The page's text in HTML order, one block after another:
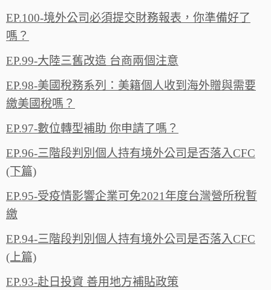
EP.100-境外公司必須提交財務報表，你準備好了
嗎？
EP.99-大陸三舊改造 台商兩個注意
EP.98-美國稅務系列：美籍個人收到海外贈與需要
繳美國稅嗎？
EP.97-數位轉型補助 你申請了嗎？
EP.96-三階段判別個人持有境外公司是否落入CFC
(下篇)
EP.95-受疫情影響企業可免2021年度台灣營所稅暫
繳
EP.94-三階段判別個人持有境外公司是否落入CFC
(上篇)
EP.93-赴日投資 善用地方補貼政策